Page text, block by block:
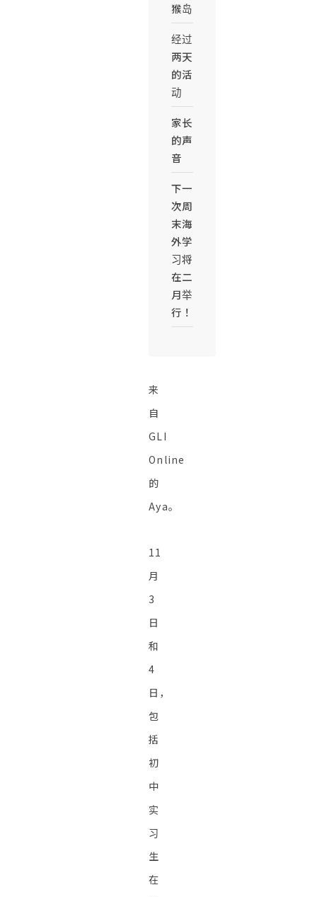
猴岛
经过
两天
的活
动
家长
的声
音
下一
次周
末海
外学
习将
在二
月举
行！
来
自
GLI
Online
的
Aya。
11
月
3
日
和
4
日，
包
括
初
中
实
习
生
在